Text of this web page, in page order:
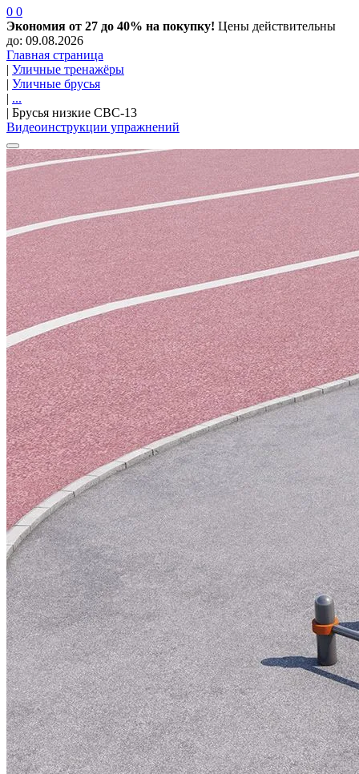
0 0
Экономия от 27 до 40% на покупку! Цены действительны
до: 09.08.2026
Главная страница
| Уличные тренажёры
| Уличные брусья
| ...
| Брусья низкие СВС-13
Видеоинструкции упражнений